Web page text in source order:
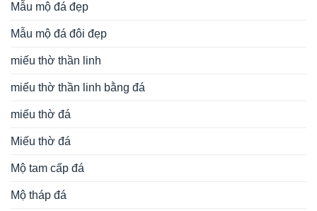
Mẫu mộ đá đẹp
Mẫu mộ đá đôi đẹp
miếu thờ thần linh
miếu thờ thần linh bằng đá
miếu thờ đá
Miếu thờ đá
Mộ tam cấp đá
Mộ tháp đá